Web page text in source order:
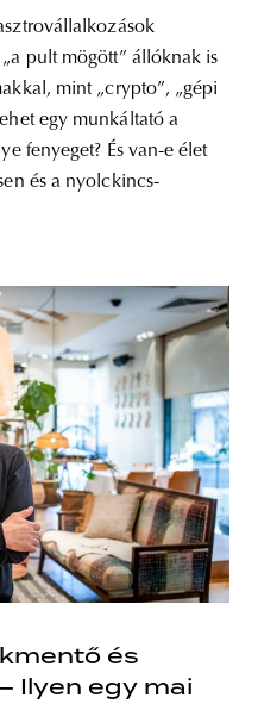
pult mögött” állóknak is
mint „crypto”, „gépi
egy munkáltató a
fenyeget? És van-e élet
és a nyolckincs-
és
Ilyen egy mai